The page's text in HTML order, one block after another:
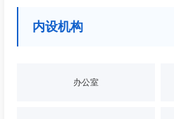
内设机构
办公室